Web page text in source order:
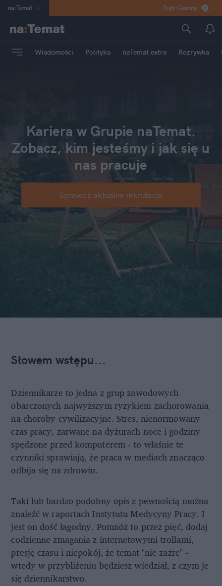
na:Temat
Poland
mama
Tryb Ciemny
Wiadomości Polityka naTemat extra Rozrywka
Kariera w Grupie naTemat.
Zobacz, kim jesteśmy i jak się u
nas pracuje
Sprawdź aktualne rekrutacje
Słowem wstępu...
Dziennikarze to jedna z grup zawodowych
obarczonych najwyższym ryzykiem zachorowania
na choroby cywilizacyjne. Stres, nienormowany
czas pracy, zarwane na dyżurach noce i godziny
spędzone przed komputerem - to właśnie te
czynniki sprawiają, że praca w mediach znacząco
odbija się na zdrowiu.
Taki lub bardzo podobny opis z pewnością można
znaleźć w raportach Instytutu Medycyny Pracy. I
jest on dość łagodny. Pomnóż to przez pięć, dodaj
codzienne zmagania z internetowymi trollami,
presję czasu i niepokój, że temat "nie zażre" -
wtedy w przybliżeniu będziesz wiedział, z czym je
się dziennikarstwo.